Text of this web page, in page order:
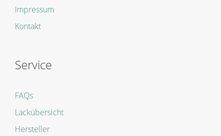
Impressum
Kontakt
Service
FAQs
Lackübersicht
Hersteller